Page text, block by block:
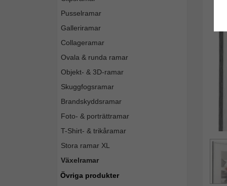
Pusselramar
Galleriramar
Collageramar
Ovala & runda ramar
Objekt- & 3D-ramar
Skuggfogsramar
Brandskyddsramar
Foto- & porträttramar
T-Shirt- & trikåramar
Stora ramar XL
Växelramar
Övriga produkter